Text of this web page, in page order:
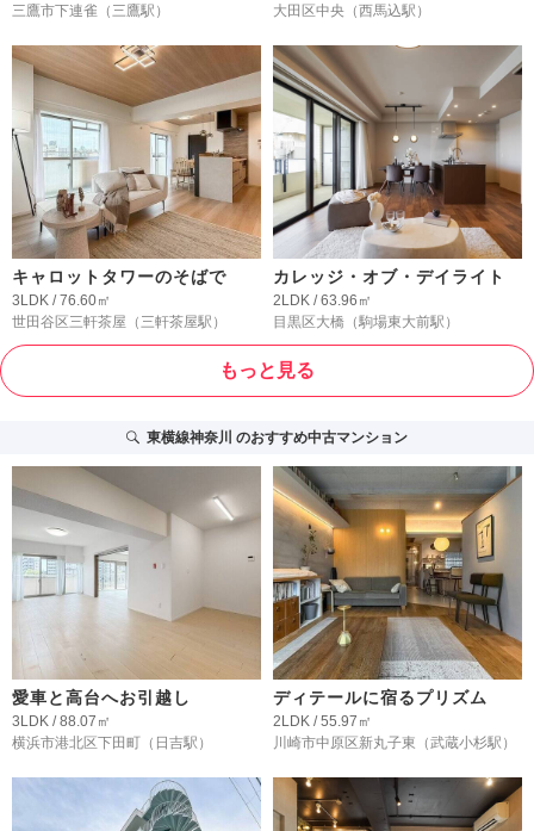
三鷹市下連雀 （三鷹駅）
大田区中央 （西馬込駅）
キャロットタワーのそばで
3LDK / 76.60㎡
世田谷区三軒茶屋 （三軒茶屋駅）
カレッジ・オブ・デイライト
2LDK / 63.96㎡
目黒区大橋 （駒場東大前駅）
もっと見る
東横線神奈川 のおすすめ中古マンション
愛車と高台へお引越し
3LDK / 88.07㎡
横浜市港北区下田町 （日吉駅）
ディテールに宿るプリズム
2LDK / 55.97㎡
川崎市中原区新丸子東 （武蔵小杉駅）